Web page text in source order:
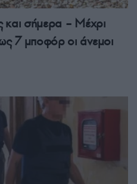
και σήμερα – Μέχρι
7 μποφόρ οι άνεμοι